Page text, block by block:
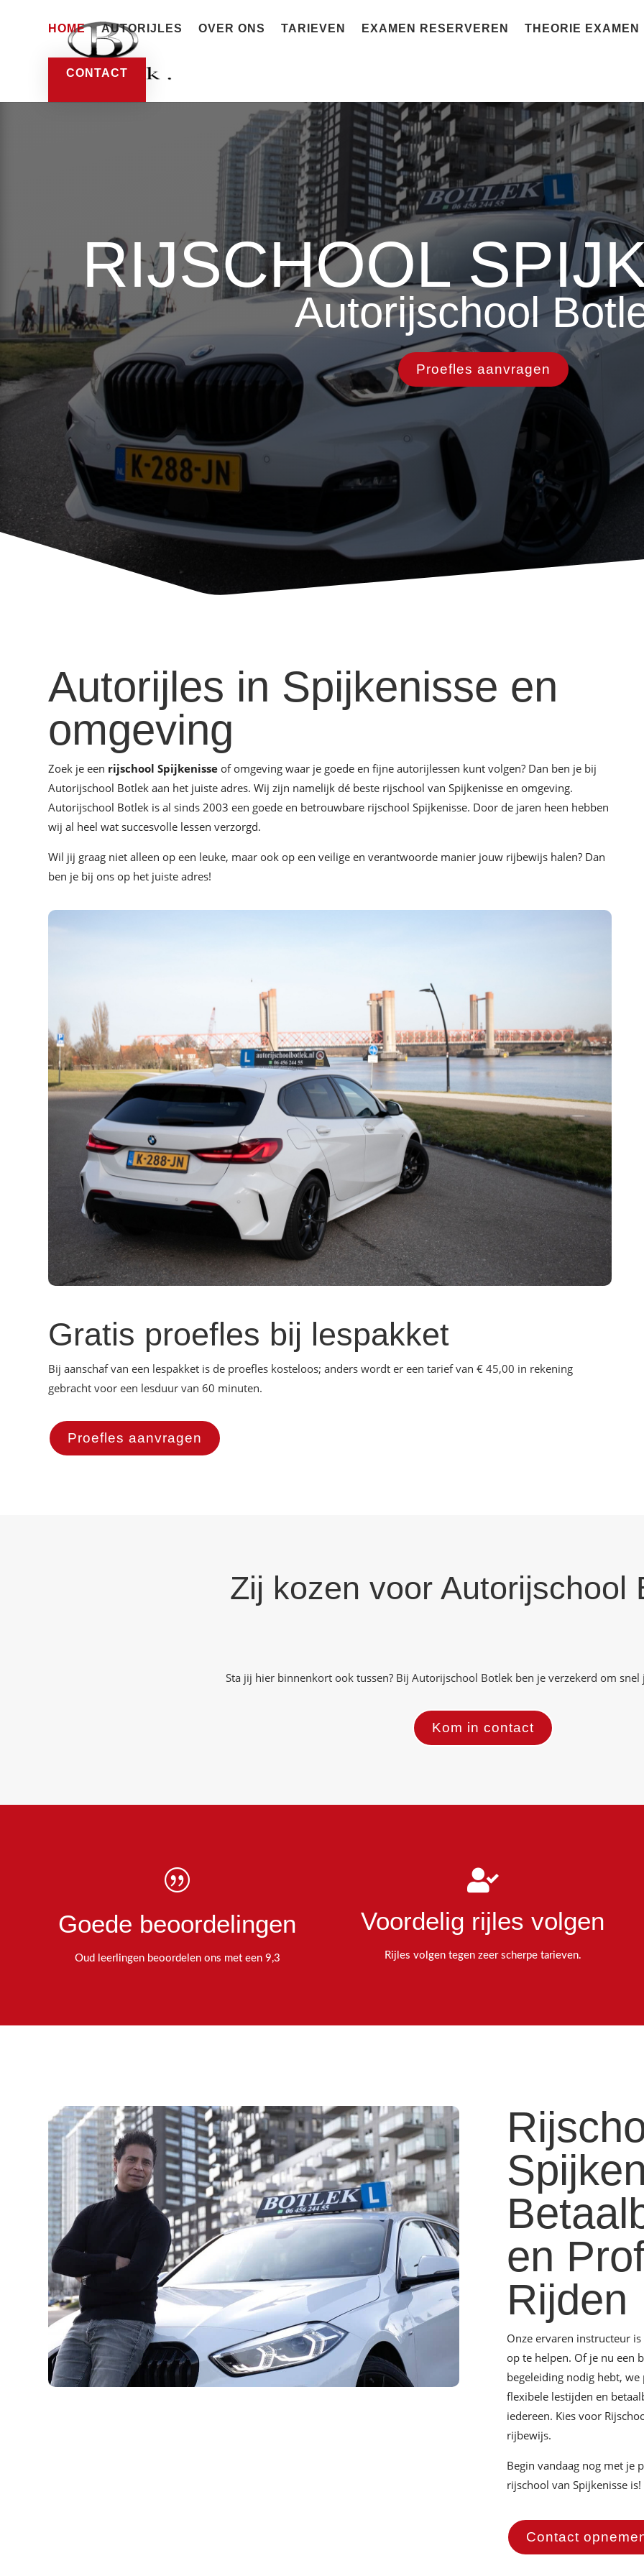
HOME AUTORIJLES OVER ONS TARIEVEN EXAMEN RESERVEREN THEORIE EXAMEN
CONTACT
RIJSCHOOL
Autorijschool
Proefles aanvragen
Autorijles in Spijkenisse en
omgeving
Zoek je een rijschool Spijkenisseof omgeving waar je goede en fijne autorijlessen kunt volgen? Dan ben je bij
Autorijschool Botlek aan het juiste adres. Wij zijn namelijk dé beste rijschool van Spijkenisse en omgeving.
Autorijschool Botlek is al sinds 2003 een goede en betrouwbare rijschool Spijkenisse. Door de jaren heen hebben
wij al heel wat succesvolle lessen verzorgd.
Wil jij graag niet alleen op een leuke, maar ook op een veilige en verantwoorde manier jouw rijbewijs halen? Dan
ben je bij ons op het juiste adres!
Gratis proefles bij lespakket
Bij aanschaf van een lespakket is de proefles kosteloos; anders wordt er een tarief van € 45,00 in rekening
gebracht voor een lesduur van 60 minuten.
Proefles aanvragen
Zij kozen voor Autorijschool
Sta jij hier binnenkort ook tussen? Bij Autorijschool Botlek ben je verzekerd om
Kom in contact
|
Goede beoordelingen
Oud leerlingen beoordelen ons met een 9,3

Voordelig rijles volgen
Rijles volgen tegen zeer scherpe tarieven.
en
Rijden
Onze ervaren instructeur
op te helpen. Of je nu een
begeleiding nodig hebt,
flexibele lestijden en
iedereen. Kies voor
rijbewijs.
Begin vandaag nog met je
rijschool van Spijkenisse is!
Contact